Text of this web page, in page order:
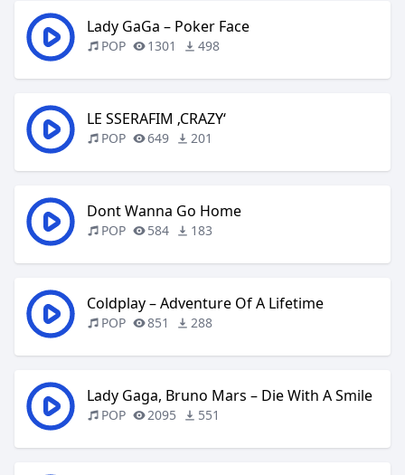
Lady GaGa – Poker Face
POP 1301 498
LE SSERAFIM ‚CRAZY‘
POP 649 201
Dont Wanna Go Home
POP 584 183
Coldplay – Adventure Of A Lifetime
POP 851 288
Lady Gaga, Bruno Mars – Die With A Smile
POP 2095 551